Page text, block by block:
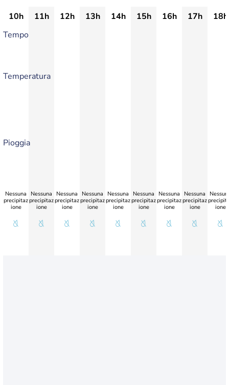
10h 11h 12h 13h 14h 15h 16h 17h
18h
Tempo
Temperatura
Pioggia
Nessuna
precipitaz
ione
Nessuna
precipitaz
ione
Nessuna
precipitaz
ione
Nessuna
precipitaz
ione
Nessuna
precipitaz
ione
Nessuna
precipitaz
ione
Nessuna
precipitaz
ione
Nessuna
precipitaz
ione
ione